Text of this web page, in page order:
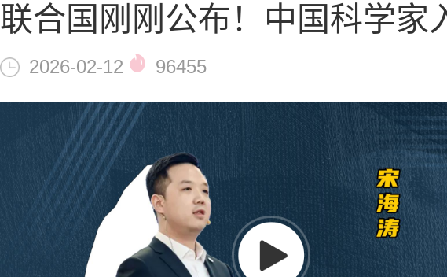
联合国刚刚公布！中国科学家
2026-02-12 96455